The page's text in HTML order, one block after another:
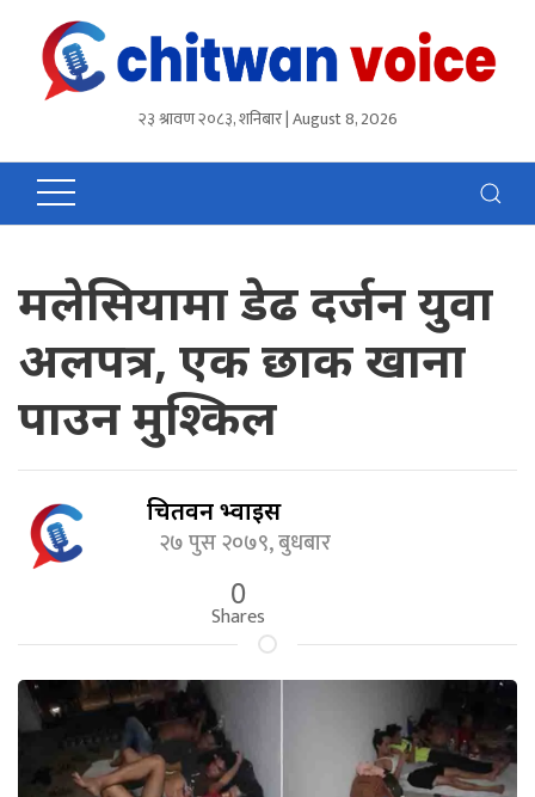
२३ श्रावण २०८३, शनिबार | August 8, 2026
मलेसियामा डेढ दर्जन युवा
अलपत्र, एक छाक खाना
पाउन मुश्किल
चितवन भ्वाईस
२७ पुस २०७९, बुधबार
0
Shares